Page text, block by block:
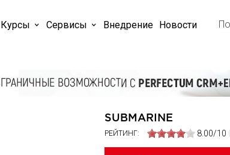
Курсы Cервисы Внедрение Новости
SUBMARINE
РЕЙТИНГ: 8.00/10